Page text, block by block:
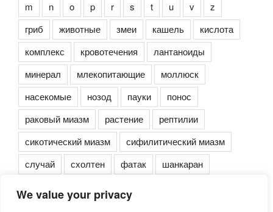
We value your privacy
m
n o p r s t u v
z
гриб
животные змеи кашель
кислота
комплекс
кровотечения
лантаноиды
минерал
млекопитающие
моллюск
насекомые
нозод пауки
понос
раковый миазм
растение
рептилии
сикотический миазм
сифилитический миазм
случай
схолтен фатак шанкаран